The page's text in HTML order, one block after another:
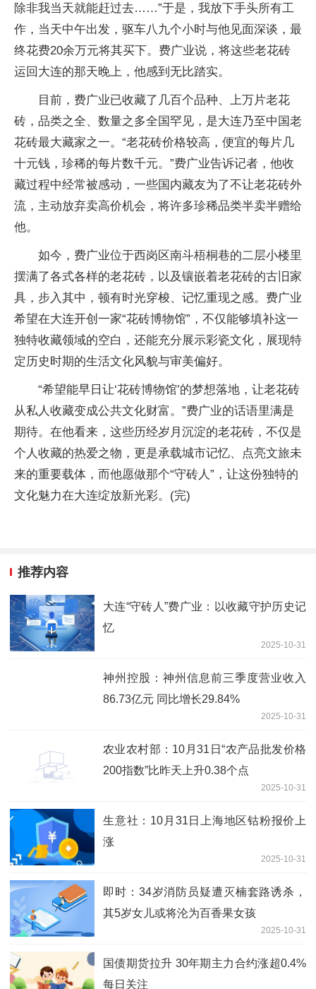
除非我当天就能赶过去……”于是，我放下手头所有工
作，当天中午出发，驱车八九个小时与他见面深谈，最
终花费20余万元将其买下。费广业说，将这些老花砖
运回大连的那天晚上，他感到无比踏实。
目前，费广业已收藏了几百个品种、上万片老花
砖，品类之全、数量之多全国罕见，是大连乃至中国老
花砖最大藏家之一。“老花砖价格较高，便宜的每片几
十元钱，珍稀的每片数千元。”费广业告诉记者，他收
藏过程中经常被感动，一些国内藏友为了不让老花砖外
流，主动放弃卖高价机会，将许多珍稀品类半卖半赠给
他。
如今，费广业位于西岗区南斗梧桐巷的二层小楼里
摆满了各式各样的老花砖，以及镶嵌着老花砖的古旧家
具，步入其中，顿有时光穿梭、记忆重现之感。费广业
希望在大连开创一家“花砖博物馆”，不仅能够填补这一
独特收藏领域的空白，还能充分展示彩瓷文化，展现特
定历史时期的生活文化风貌与审美偏好。
“希望能早日让‘花砖博物馆’的梦想落地，让老花砖
从私人收藏变成公共文化财富。”费广业的话语里满是
期待。在他看来，这些历经岁月沉淀的老花砖，不仅是
个人收藏的热爱之物，更是承载城市记忆、点亮文旅未
来的重要载体，而他愿做那个“守砖人”，让这份独特的
文化魅力在大连绽放新光彩。(完)
推荐内容
大连“守砖人”费广业：以收藏守护历史记
忆
2025-10-31
神州控股：神州信息前三季度营业收入
86.73亿元 同比增长29.84%
2025-10-31
农业农村部：10月31日“农产品批发价格
200指数”比昨天上升0.38个点
2025-10-31
生意社：10月31日上海地区钴粉报价上
涨
2025-10-31
即时：34岁消防员疑遭灭楠套路诱杀，
其5岁女儿或将沦为百香果女孩
2025-10-31
国债期货拉升 30年期主力合约涨超0.4%
每日关注